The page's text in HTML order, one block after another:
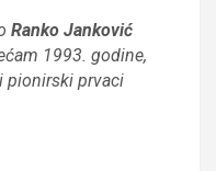
Ranko Janković
1993. godine,
pionirski prvaci